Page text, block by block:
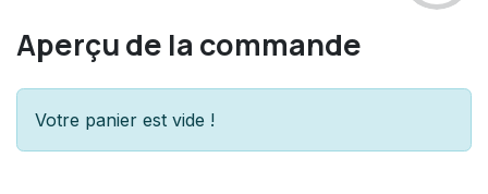
Aperçu de la commande
Votre panier est vide !